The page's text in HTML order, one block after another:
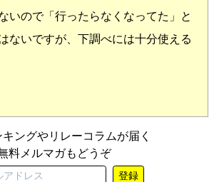
いので「行ったらなくなってた」と
ないですが、下調べには十分使える
ングやリレーコラムが届く
料メルマガもどうぞ
登録